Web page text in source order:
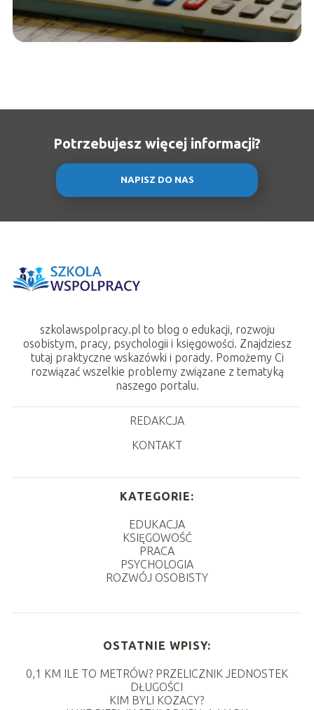
Potrzebujesz więcej informacji?
NAPISZ DO NAS
szkolawspolpracy.pl to blog o edukacji, rozwoju
osobistym, pracy, psychologii i księgowości. Znajdziesz
tutaj praktyczne wskazówki i porady. Pomożemy Ci
rozwiązać wszelkie problemy związane z tematyką
naszego portalu.
REDAKCJA
KONTAKT
KATEGORIE:
EDUKACJA
KSIĘGOWOŚĆ
PRACA
PSYCHOLOGIA
ROZWÓJ OSOBISTY
OSTATNIE WPISY:
0,1 KM ILE TO METRÓW? PRZELICZNIK JEDNOSTEK
DŁUGOŚCI
KIM BYLI KOZACY?